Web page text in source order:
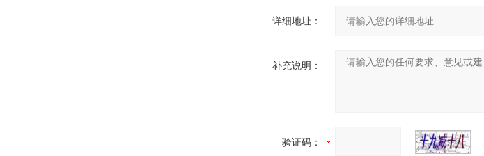
详细地址：
补充说明：
验证码：